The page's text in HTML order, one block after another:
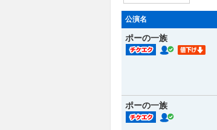
公演名
ポーの一族
ポーの一族